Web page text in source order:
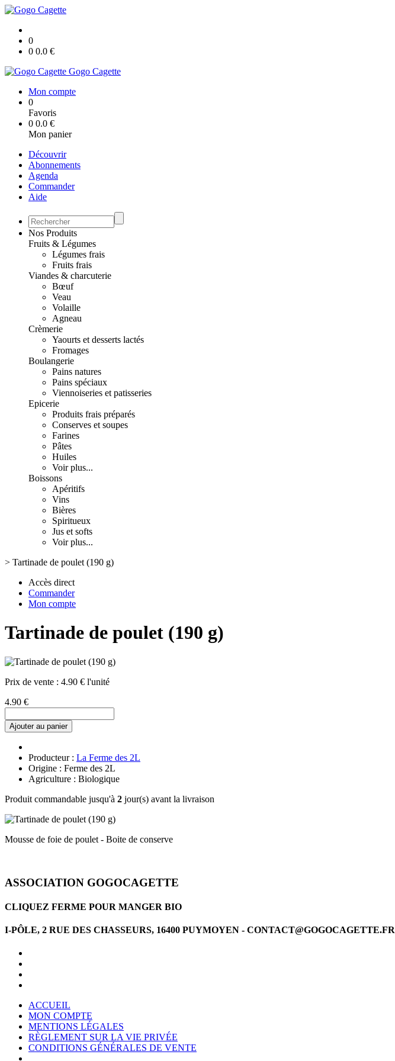
0
0 0.0 €
Gogo Cagette
Mon compte
0
Favoris
0 0.0 €
Mon panier
Découvrir
Abonnements
Agenda
Commander
Aide
Nos Produits
Fruits & Légumes
Légumes frais
Fruits frais
Viandes & charcuterie
Bœuf
Veau
Volaille
Agneau
Crèmerie
Yaourts et desserts lactés
Fromages
Boulangerie
Pains natures
Pains spéciaux
Viennoiseries et patisseries
Epicerie
Produits frais préparés
Conserves et soupes
Farines
Pâtes
Huiles
Voir plus...
Boissons
Apéritifs
Vins
Bières
Spiritueux
Jus et softs
Voir plus...
> Tartinade de poulet (190 g)
Accès direct
Commander
Mon compte
Tartinade de poulet (190 g)
Prix de vente : 4.90 € l'unité
4.90 €
Ajouter au panier
Producteur : La Ferme des 2L
Origine : Ferme des 2L
Agriculture : Biologique
Produit commandable jusqu'à 2 jour(s) avant la livraison
Mousse de foie de poulet - Boite de conserve
ASSOCIATION GOGOCAGETTE
CLIQUEZ FERME POUR MANGER BIO
I-PÔLE, 2 RUE DES CHASSEURS, 16400 PUYMOYEN - CONTACT@GOGOCAGETTE.FR
ACCUEIL
MON COMPTE
MENTIONS LÉGALES
RÈGLEMENT SUR LA VIE PRIVÉE
CONDITIONS GÉNÉRALES DE VENTE